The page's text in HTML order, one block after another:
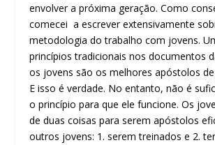
envolver a próxima geração. Como
comecei a escrever extensivamente
metodologia do trabalho com jovens.
princípios tradicionais nos documentos
os jovens são os melhores apóstolos
E isso é verdade. No entanto, não é
o princípio para que ele funcione. Os
de duas coisas para serem apóstolos
outros jovens: 1. serem treinados e 2.